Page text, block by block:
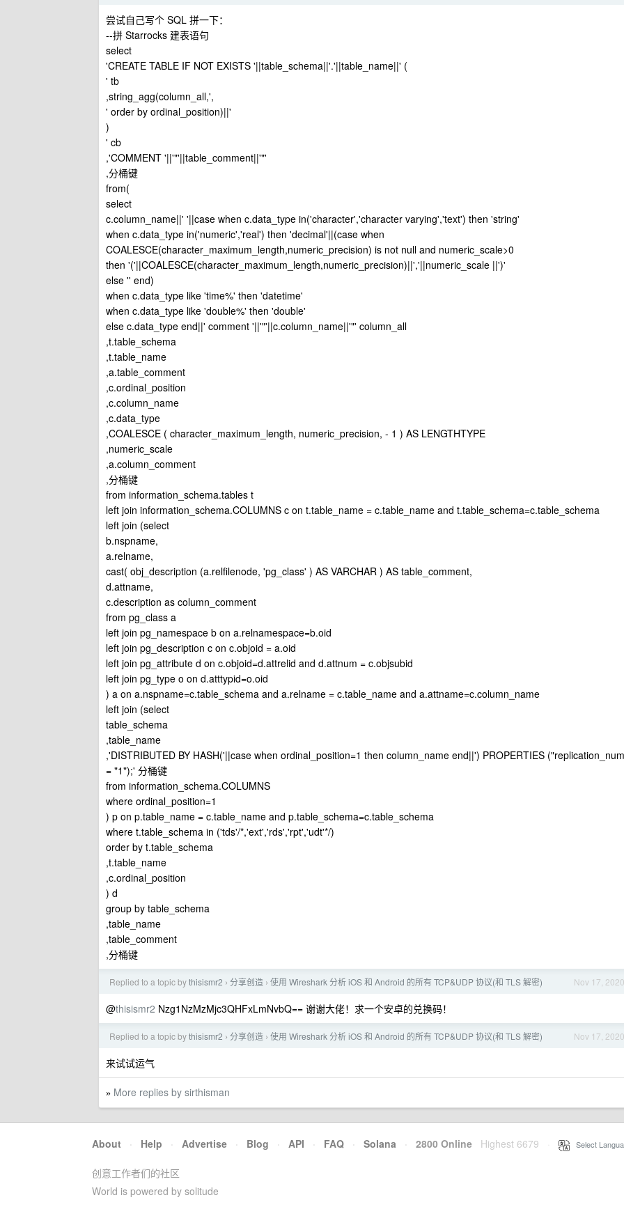
尝试自己写个 SQL 拼一下：
--拼 Starrocks 建表语句
select
'CREATE TABLE IF NOT EXISTS '||table_schema||'.'||table_name||' (
' tb
,string_agg(column_all,',
' order by ordinal_position)||'
)
' cb
,'COMMENT '||'"'||table_comment||'"'
,分桶键
from(
select
c.column_name||' '||case when c.data_type in('character','character varying','text') then 'string'
when c.data_type in('numeric','real') then 'decimal'||(case when
COALESCE(character_maximum_length,numeric_precision) is not null and numeric_scale>0
then '('||COALESCE(character_maximum_length,numeric_precision)||','||numeric_scale ||')'
else '' end)
when c.data_type like 'time%' then 'datetime'
when c.data_type like 'double%' then 'double'
else c.data_type end||' comment '||'"'||c.column_name||'"' column_all
,t.table_schema
,t.table_name
,a.table_comment
,c.ordinal_position
,c.column_name
,c.data_type
,COALESCE ( character_maximum_length, numeric_precision, - 1 ) AS LENGTHTYPE
,numeric_scale
,a.column_comment
,分桶键
from information_schema.tables t
left join information_schema.COLUMNS c on t.table_name = c.table_name and t.table_schema=c.table_schema
left join (select
b.nspname,
a.relname,
cast( obj_description (a.relfilenode, 'pg_class' ) AS VARCHAR ) AS table_comment,
d.attname,
c.description as column_comment
from pg_class a
left join pg_namespace b on a.relnamespace=b.oid
left join pg_description c on c.objoid = a.oid
left join pg_attribute d on c.objoid=d.attrelid and d.attnum = c.objsubid
left join pg_type o on d.atttypid=o.oid
) a on a.nspname=c.table_schema and a.relname = c.table_name and a.attname=c.column_name
left join (select
table_schema
,table_name
,'DISTRIBUTED BY HASH('||case when ordinal_position=1 then column_name end||') PROPERTIES
= "1");' 分桶键
from information_schema.COLUMNS
where ordinal_position=1
) p on p.table_name = c.table_name and p.table_schema=c.table_schema
where t.table_schema in ('tds'/*,'ext','rds','rpt','udt'*/)
order by t.table_schema
,t.table_name
,c.ordinal_position
) d
group by table_schema
,table_name
,table_comment
,分桶键
Nov 17, 2020
Replied to a topic bythisismr2 › 分享创造 › 使用 Wireshark 分析 iOS 和 Android 的所有 TCP&UDP 协议(和 TLS 解密)
@thisismr2 Nzg1NzMzMjc3QHFxLmNvbQ== 谢谢大佬！求一个安卓的兑换码！
Nov 17, 2020
Replied to a topic bythisismr2 › 分享创造 › 使用 Wireshark 分析 iOS 和 Android 的所有 TCP&UDP 协议(和 TLS 解密)
来试试运气
» More replies by sirthisman
About · Help · Advertise · Blog · API · FAQ · Solana · 2800 Online Highest 6679 Select
创意工作者们的社区
World is powered by solitude